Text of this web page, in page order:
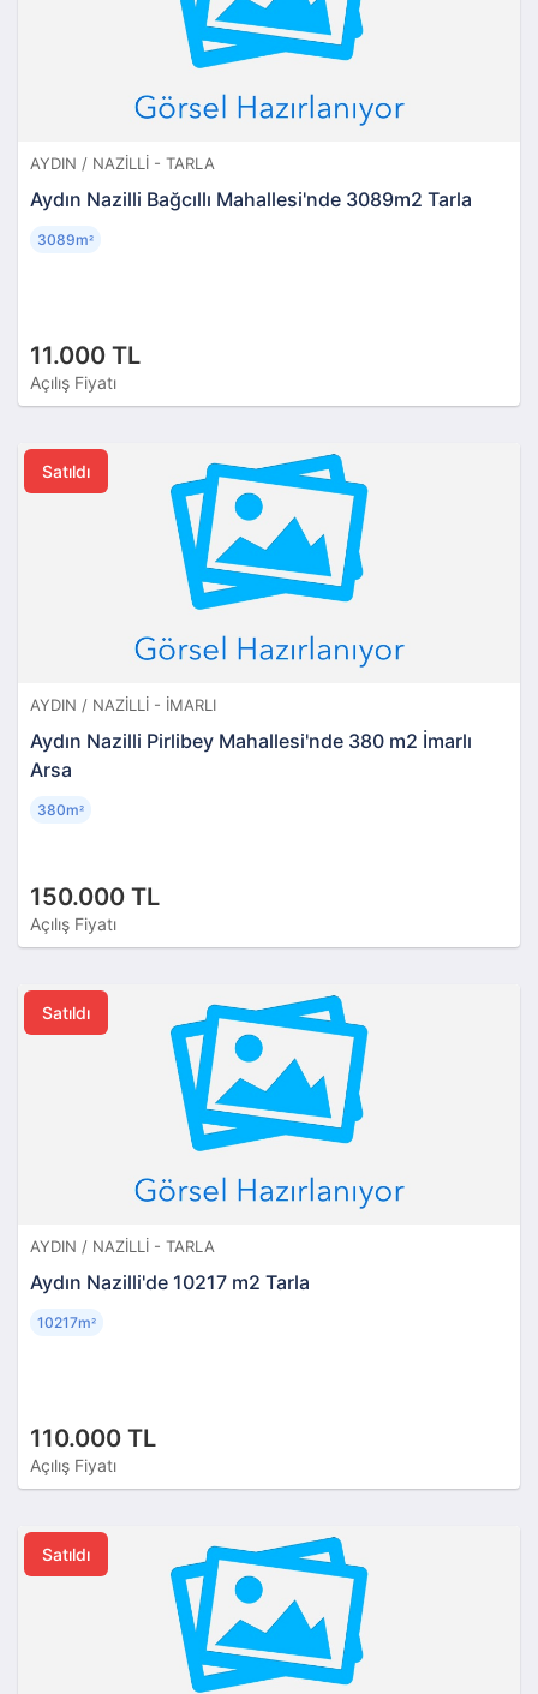
AYDIN / NAZILLI - TARLA
Aydın Nazilli Bağcıllı Mahallesi'nde 3089m2 Tarla
11.000 TL
Açılış Fiyatı
3089m²
Satıldı
AYDIN / NAZILLI - İMARLI
Aydın Nazilli Pirlibey Mahallesi'nde 380 m2 İmarlı
Arsa
150.000 TL
Açılış Fiyatı
380m²
Satıldı
AYDIN / NAZILLI - TARLA
Aydın Nazilli'de 10217 m2 Tarla
110.000 TL
Açılış Fiyatı
10217m²
Satıldı